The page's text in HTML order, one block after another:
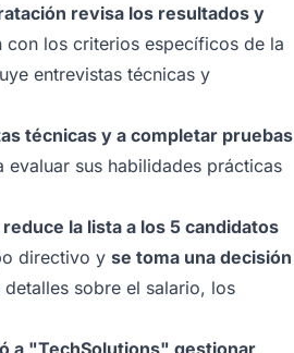
revisa los resultados y
con los criterios específicos de la
entrevistas técnicas y
técnicas y a completar pruebas
evaluar sus habilidades prácticas
la lista a los 5 candidatos
directivo y se toma una decisión
sobre el salario, los
a "TechSolutions" gestionar